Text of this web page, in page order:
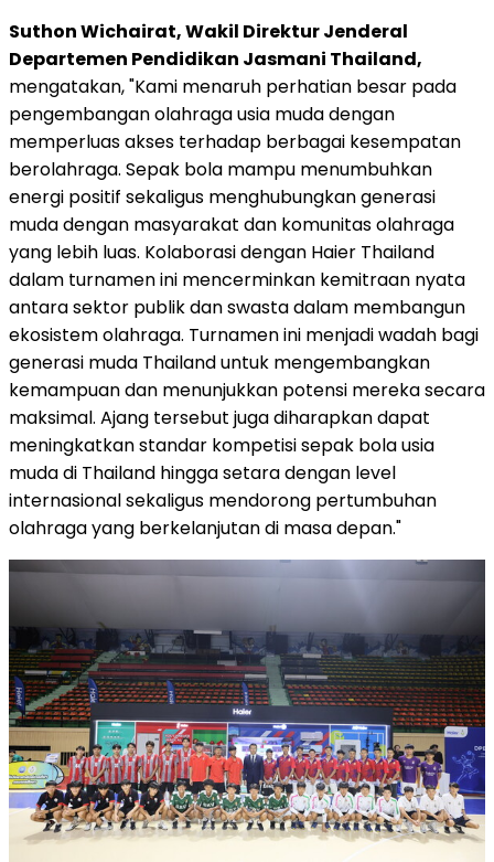
Suthon Wichairat, Wakil Direktur Jenderal
Departemen Pendidikan Jasmani Thailand,
mengatakan, "Kami menaruh perhatian besar pada
pengembangan olahraga usia muda dengan
memperluas akses terhadap berbagai kesempatan
berolahraga. Sepak bola mampu menumbuhkan
energi positif sekaligus menghubungkan generasi
muda dengan masyarakat dan komunitas olahraga
yang lebih luas. Kolaborasi dengan Haier Thailand
dalam turnamen ini mencerminkan kemitraan nyata
antara sektor publik dan swasta dalam membangun
ekosistem olahraga. Turnamen ini menjadi wadah bagi
generasi muda Thailand untuk mengembangkan
kemampuan dan menunjukkan potensi mereka secara
maksimal. Ajang tersebut juga diharapkan dapat
meningkatkan standar kompetisi sepak bola usia
muda di Thailand hingga setara dengan level
internasional sekaligus mendorong pertumbuhan
olahraga yang berkelanjutan di masa depan."